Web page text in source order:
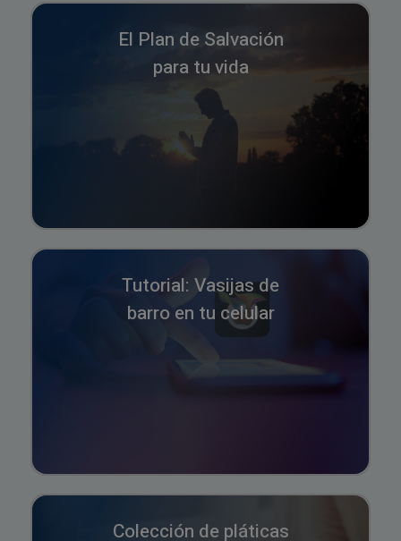
El Plan de Salvación
para tu vida
Tutorial: Vasijas de
barro en tu celular
Colección de pláticas